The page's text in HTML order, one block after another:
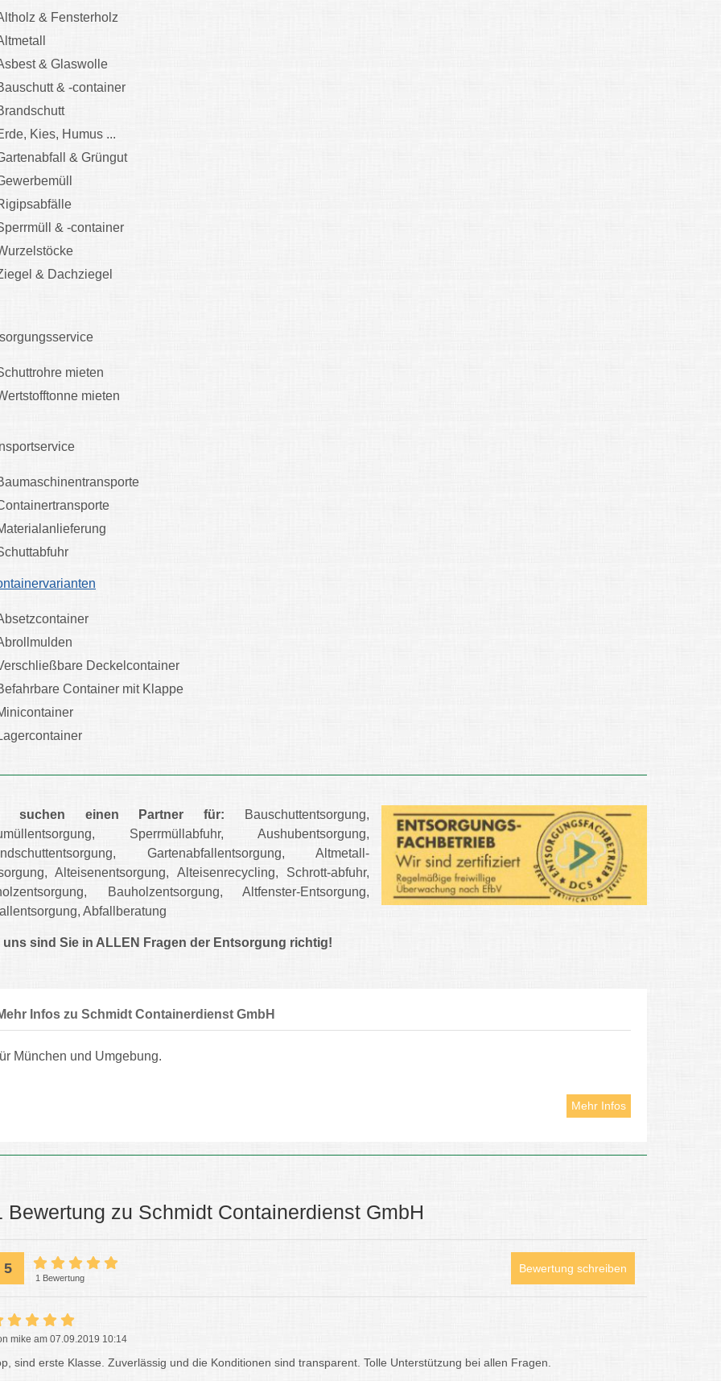
& Fensterholz
& Glaswolle
& -container
Kies, Humus ...
& Grüngut
& -container
& Dachziegel
mieten
mieten
Deckelcontainer
Container mit Klappe
suchen einen Partner für: Bauschuttentsorgung,
Sperrmüllabfuhr, Aushubentsorgung,
Gartenabfallentsorgung, Altmetall-
Alteisenentsorgung, Alteisenrecycling, Schrott-abfuhr,
Bauholzentsorgung, Altfenster-Entsorgung,
Abfallberatung
uns sind Sie in ALLEN Fragen der Entsorgung richtig!
Infos zu Schmidt Containerdienst GmbH
München und Umgebung.
Mehr Infos
Bewertung zu Schmidt Containerdienst GmbH
5
1 Bewertung
Bewertung schreiben
mike am 07.09.2019 10:14
sind erste Klasse. Zuverlässig und die Konditionen sind transparent. Tolle Unterstützung bei allen Fragen.